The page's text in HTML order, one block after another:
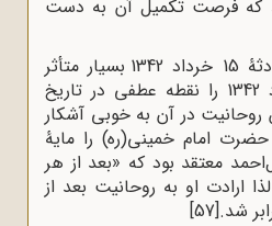
که فرصت تکمیل آن به دست
جلال آل‌احمد از حادثۀ 15 خرداد 1342 بسیار متأثر
گردید. او قیام 15 خرداد 1342 را نقطه عطفی در تاریخ
در آن به خوبی آشکار
امام خمینی(ره) را مایۀ
معتقد بود که «بعد از هر
ارادت او به روحانیت بعد از
[57]